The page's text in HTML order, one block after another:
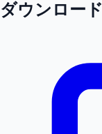
ダウンロード